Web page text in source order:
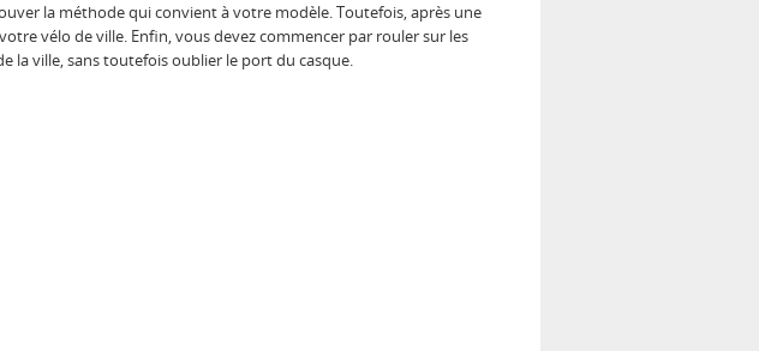
la méthode qui convient à votre modèle. Toutefois, après une
vélo de ville. Enfin, vous devez commencer par rouler sur les
la ville, sans toutefois oublier le port du casque.